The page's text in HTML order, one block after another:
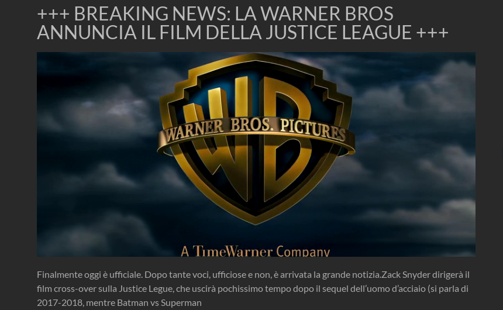
+++ BREAKING NEWS: LA WARNER BROS
ANNUNCIA IL FILM DELLA JUSTICE LEAGUE +++
Finalmente oggi è ufficiale. Dopo tante voci, ufficiose e non, è arrivata la grande notizia.Zack Snyder dirigerà il
film cross-over sulla Justice Legue, che uscirà pochissimo tempo dopo il sequel dell’uomo d’acciaio (si parla di
2017-2018, mentre Batman vs Superman